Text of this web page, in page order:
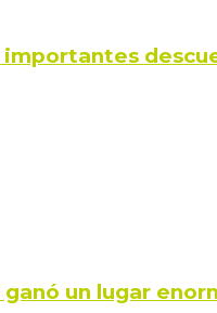
importantes
un lugar